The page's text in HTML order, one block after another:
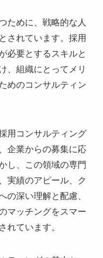
ために、戦略的な人
されています。採用
必要とするスキルと
、組織にとってメリ
めのコンサルティン
用コンサルティング
企業からの募集に応
し、この領域の専門
実績のアピール、ク
の深い理解と配慮、
マッチングをスマー
れています。